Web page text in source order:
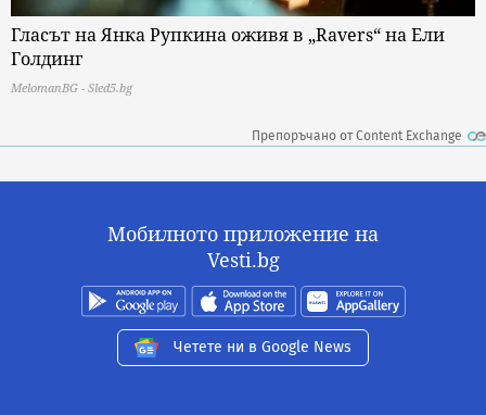
Гласът на Янка Рупкина оживя в „Ravers“ на Ели
Голдинг
MelomanBG - Sled5.bg
Препоръчано от Content Exchange
Мобилното приложение на
Vesti.bg
Четете ни в Google News